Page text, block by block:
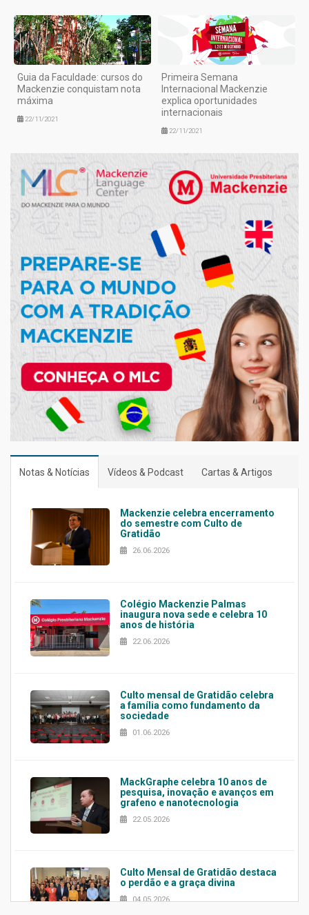
Guia da Faculdade: cursos do
Mackenzie conquistam nota
máxima
22/11/2021
Primeira Semana
Internacional Mackenzie
explica oportunidades
internacionais
22/11/2021
Notas & Notícias Vídeos & Podcast Cartas & Artigos
Mackenzie celebra encerramento
do semestre com Culto de
Gratidão
26.06.2026
Colégio Mackenzie Palmas
inaugura nova sede e celebra 10
anos de história
22.06.2026
Culto mensal de Gratidão celebra
a família como fundamento da
sociedade
01.06.2026
MackGraphe celebra 10 anos de
pesquisa, inovação e avanços em
grafeno e nanotecnologia
22.05.2026
Culto Mensal de Gratidão destaca
o perdão e a graça divina
04.05.2026